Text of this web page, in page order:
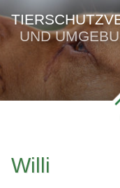
UND
Willi